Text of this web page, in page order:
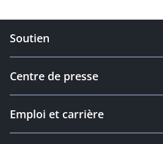
Soutien
Centre de presse
Emploi et carrière